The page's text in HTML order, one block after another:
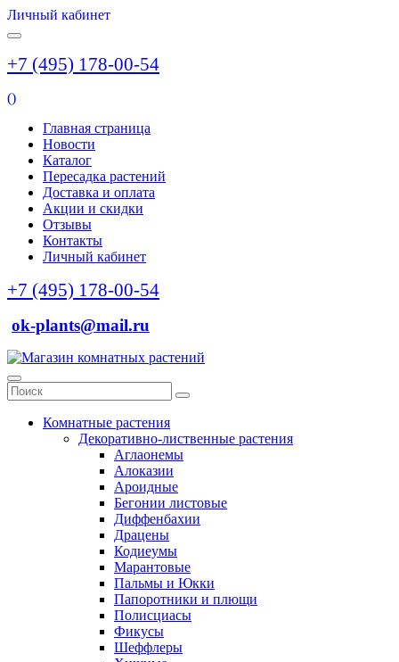
Личный кабинет
+7 (495) 178-00-54
()
Главная страница
Новости
Каталог
Пересадка растений
Доставка и оплата
Акции и скидки
Отзывы
Контакты
Личный кабинет
+7 (495) 178-00-54
ok-plants@mail.ru
Комнатные растения
Декоративно-лиственные растения
Аглаонемы
Алоказии
Ароидные
Бегонии листовые
Диффенбахии
Драцены
Кодиеумы
Марантовые
Пальмы и Юкки
Папоротники и плющи
Полисциасы
Фикусы
Шеффлеры